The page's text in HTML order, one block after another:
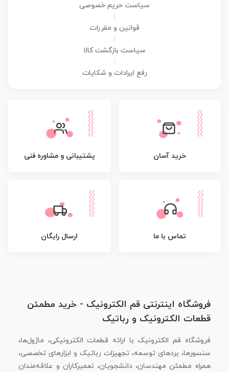
سیاست حریم خصوصی
قوانین و مقررات
سیاست بازگشت کالا
رفع ایرادات و شکایات
خرید آسان پشتیبانی و مشاوره فنی
تماس با ما ارسال رایگان
فروشگاه اینترنتی قم الکترونیک - خرید مطمئن
قطعات الکترونیک و رباتیک
فروشگاه قم الکترونیک با ارائه قطعات الکترونیکی، ماژول‌ها،
سنسورها، بردهای توسعه، تجهیزات رباتیک و ابزارهای تخصصی،
همراه مطمئن مهندسان، دانشجویان، تعمیرکاران و علاقه‌مندان